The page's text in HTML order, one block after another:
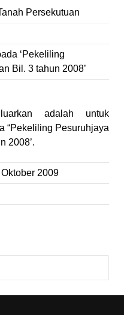
Persekutuan
‘Pekeliling
Bil. 3 tahun 2008’
adalah untuk
“Pekeliling Pesuruhjaya
2008’.
2009